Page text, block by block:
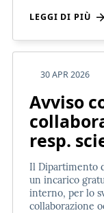
LEGGI DI PIÙ
30 APR 2026
Avviso
resp.
Il Dipartimento
un incarico
interno, per lo
collaborazione